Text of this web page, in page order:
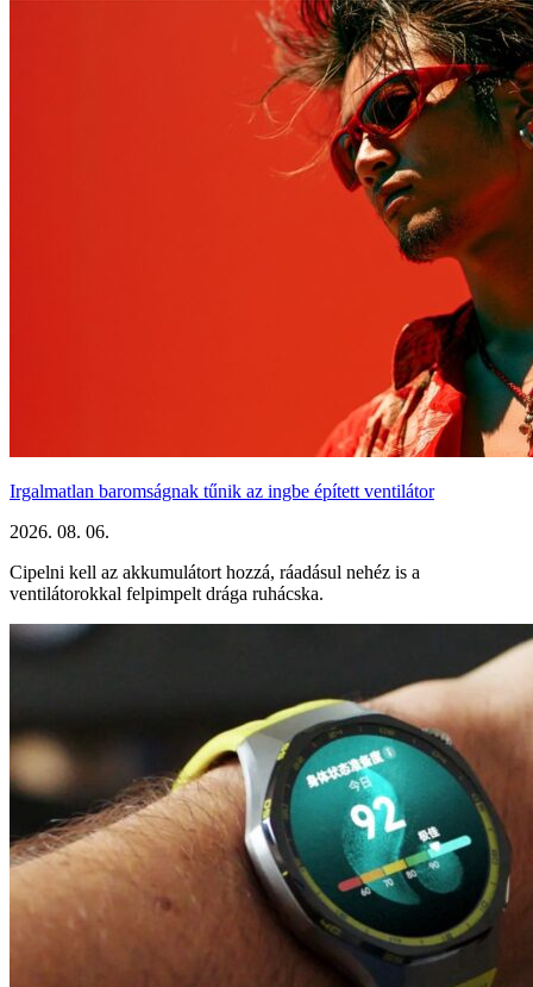
Irgalmatlan baromságnak tűnik az ingbe épített ventilátor
2026. 08. 06.
Cipelni kell az akkumulátort hozzá, ráadásul nehéz is a
ventilátorokkal felpimpelt drága ruhácska.